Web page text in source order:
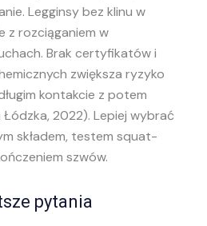
Legginsy bez klinu w
z rozciąganiem w
Brak certyfikatów i
zwiększa ryzyko
kontakcie z potem
Łódzka, 2022). Lepiej wybrać
składem, testem squat-
szwów.
pytania